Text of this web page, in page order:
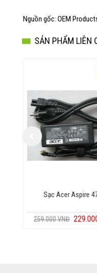
Nguồn gốc: OEM
SẢN PHẨM LIÊN
Sạc Acer Aspire
259.000 VNĐ